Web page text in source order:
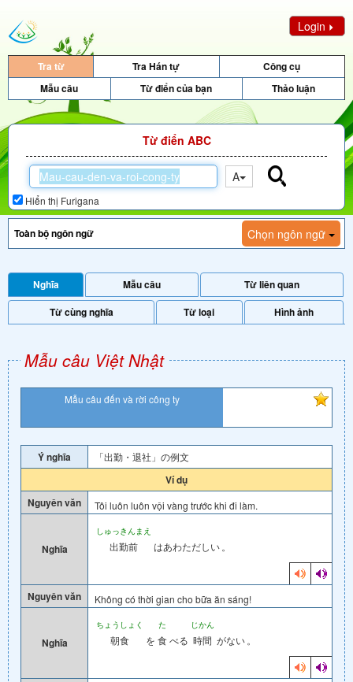
Login
Tra từ Tra Hán tự
Công cụ
Mẫu câu
Từ điển của bạn Thảo luận
Từ điển ABC
A
Hiển thị Furigana
Chọn ngôn ngữ
Nghĩa Mẫu câu
Từ liên quan
Từ cùng nghĩa
Từ loại Hình ảnh
Mẫu câu Việt Nhật
Mẫu câu đến và rời công ty
Ý nghĩa 「出勤・退社」の例文
Ví dụ
Nguyên văn
Tôi luôn luôn vội vàng trước khi đi làm.
Nghĩa
しゅっきんまえ
出勤前 はあわただしい 。
Nguyên văn Không có thời gian cho bữa ăn sáng!
Nghĩa
ちょうしょく
朝食 を
た
食べる
じかん
時間 がない 。